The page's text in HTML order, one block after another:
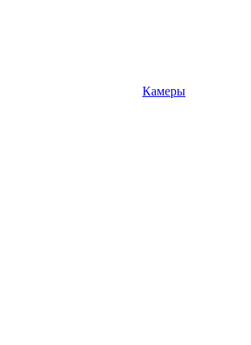
Камеры